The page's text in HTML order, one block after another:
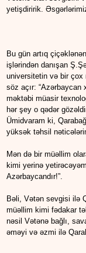
yetişdiririk.
Bu gün artıq
işlərindən danışan
universitetin və bir çox
söz açır: “Azərbaycan
məktəbi müasir
hər şey o qədər
Ümidvaram ki,
yüksək təhsil
Mən də bir müəllim
kimi yerinə
Azərbaycandır!”.
Bəli, Vətən sevgisi ilə
müəllim kimi fədakar
nəsil Vətənə bağlı,
əməyi və əzmi ilə